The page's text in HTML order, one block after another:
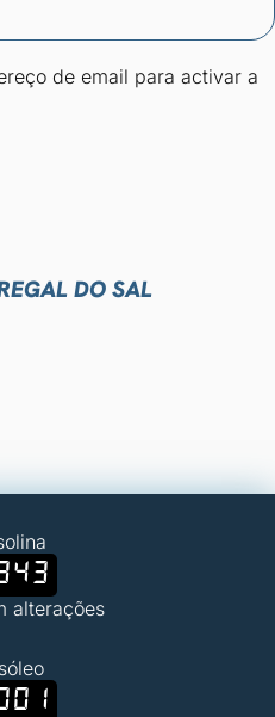
de email para activar a
DO SAL
alterações